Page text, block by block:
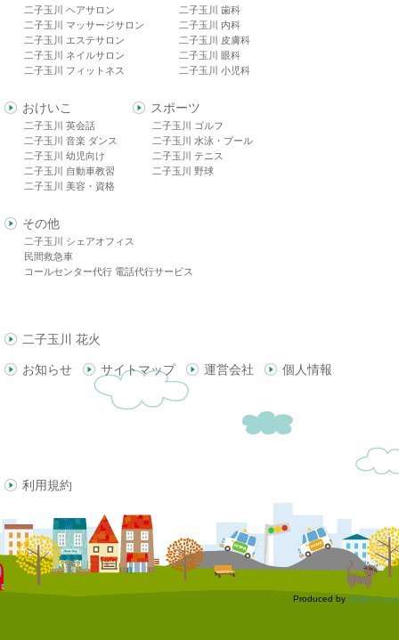
二子玉川 ヘアサロン
二子玉川 マッサージサロン
二子玉川 エステサロン
二子玉川 ネイルサロン
二子玉川 フィットネス
二子玉川 歯科
二子玉川 内科
二子玉川 皮膚科
二子玉川 眼科
二子玉川 小児科
おけいこ
二子玉川 英会話
二子玉川 音楽 ダンス
二子玉川 幼児向け
二子玉川 自動車教習
二子玉川 美容・資格
スポーツ
二子玉川 ゴルフ
二子玉川 水泳・プール
二子玉川 テニス
二子玉川 野球
その他
二子玉川 シェアオフィス
民間救急車
コールセンター代行 電話代行サービス
二子玉川 花火
お知らせ サイトマップ 運営会社 個人情報
利用規約
Produced by delight.ne.jp